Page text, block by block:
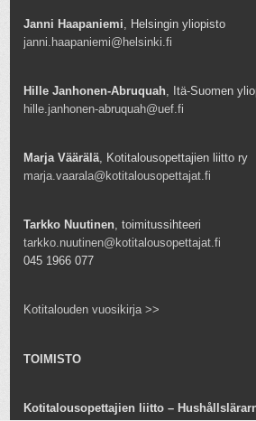
Janni Haapaniemi, Helsingin yliopisto
janni.haapaniemi@helsinki.fi
Hille Janhonen-Abruquah, Itä-Suomen
hille.janhonen-abruquah@uef.fi
Marja Väärälä, Kotitalousopettajien liitto ry
marja.vaarala@kotitalousopettajat.fi
Tarkko Nuutinen, toimitussihteeri
tarkko.nuutinen@kotitalousopettajat.fi
045 1966 077
Kotitalouden vuosikirja >>
TOIMISTO
Kotitalousopettajien liitto –